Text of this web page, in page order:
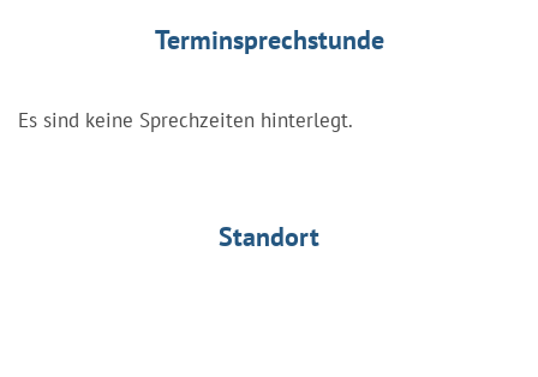
Terminsprechstunde
Es sind keine Sprechzeiten hinterlegt.
Standort